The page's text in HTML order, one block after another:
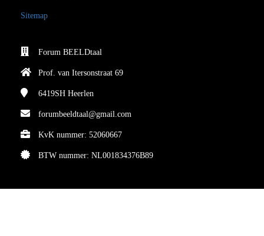
Sitemap
Forum BEELDtaal
Prof. van Itersonstraat 69
6419SH Heerlen
forumbeeldtaal@gmail.com
KvK nummer: 52060667
BTW nummer: NL001834376B89